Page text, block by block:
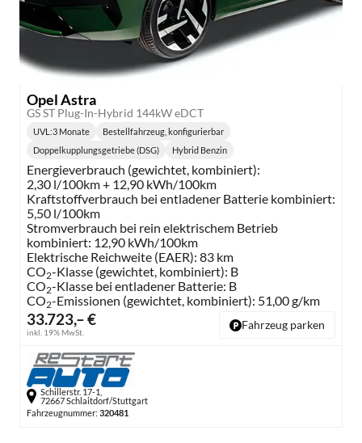
Opel Astra
GS ST Plug-In-Hybrid 144kW eDCT
33.723,– €
inkl. 19% MwSt.
UVL :3 Monate Bestellfahrzeug, konfigurierbar
Getriebe:
Doppelkupplungsgetriebe (DSG) Hybrid Benzin
Energieverbrauch (gewichtet, kombiniert):
2,30 l/100km + 12,90 kWh/100km
Kraftstoffverbrauch bei entladener Batterie kombiniert:
5,50 l/100km
Stromverbrauch bei rein elektrischem Betrieb
kombiniert: 12,90 kWh/100km
Elektrische Reichweite (EAER): 83 km
CO2-Klasse (gewichtet, kombiniert): B
CO2-Klasse bei entladener Batterie: B
CO2-Emissionen (gewichtet, kombiniert): 51,00 g/km
Fahrzeug parken
Schillerstr. 17-1,
72667 Schlaitdorf/Stuttgart
Fahrzeugnummer: 320481